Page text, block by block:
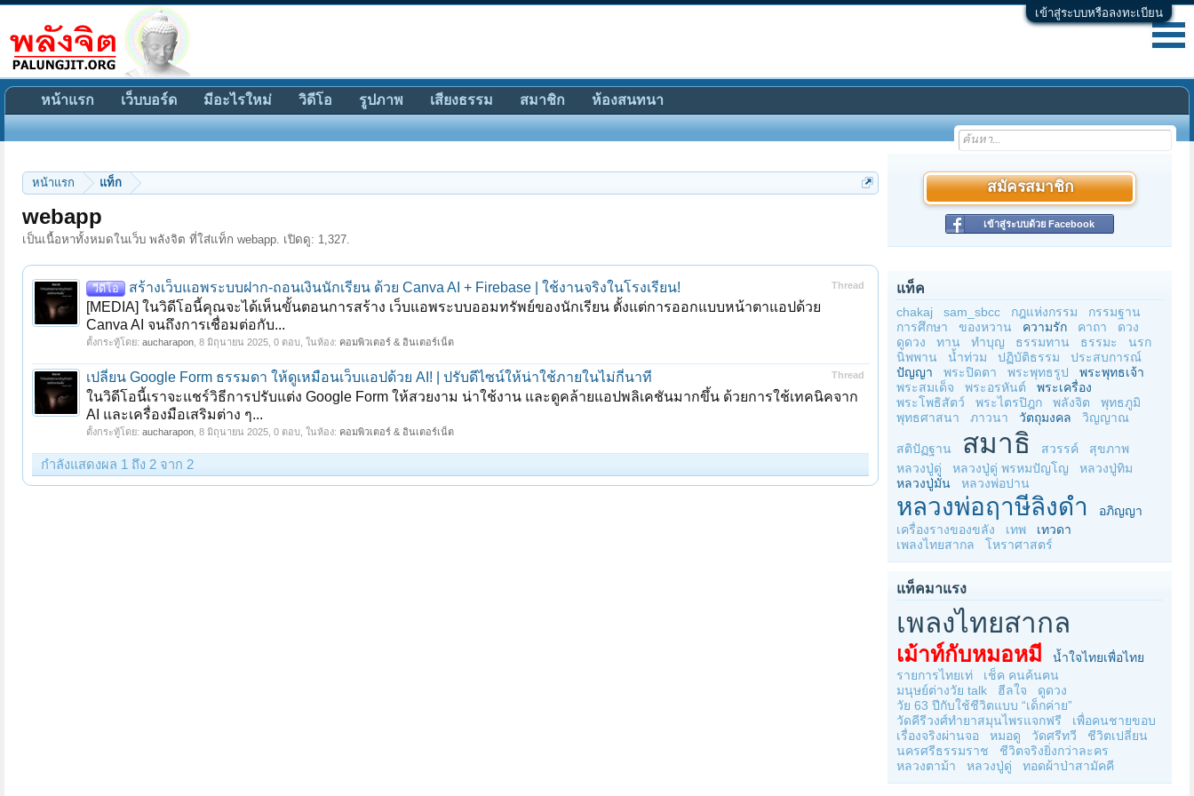
เข้าสู่ระบบหรือลงทะเบียน
หน้าแรก แท็ก
webapp
เป็นเนื้อหาทั้งหมดในเว็บ พลังจิต ที่ใส่แท็ก webapp. เปิดดู: 1,327.
Thread
วีดีโอ
สร้างเว็บแอพระบบฝาก-ถอนเงินนักเรียน ด้วย Canva AI + Firebase | ใช้งานจริงในโรงเรียน!
[MEDIA] ในวิดีโอนี้คุณจะได้เห็นขั้นตอนการสร้าง เว็บแอพระบบออมทรัพย์ของนักเรียน ตั้งแต่การออกแบบหน้าตาแอปด้วย
Canva AI จนถึงการเชื่อมต่อกับ...
ตั้งกระทู้โดย: aucharapon 8 มิถุนายน 2025 , 0 ตอบ, ในห้อง: คอมพิวเตอร์ & อินเตอร์เน็ต
Thread
เปลี่ยน Google Form ธรรมดา ให้ดูเหมือนเว็บแอปด้วย AI! | ปรับดีไซน์ให้น่าใช้ภายในไม่กี่นาที
ในวิดีโอนี้เราจะแชร์วิธีการปรับแต่ง Google Form ให้สวยงาม น่าใช้งาน และดูคล้ายแอปพลิเคชันมากขึ้น ด้วยการใช้เทคนิคจาก
AI และเครื่องมือเสริมต่าง ๆ...
ตั้งกระทู้โดย: aucharapon 8 มิถุนายน 2025 , 0 ตอบ, ในห้อง: คอมพิวเตอร์ & อินเตอร์เน็ต
กำลังแสดงผล 1 ถึง 2 จาก 2
สมัครสมาชิก
เข้าสู่ระบบด้วย Facebook
แท็ค
chakaj sam_sbcc กฎแห่งกรรม
กรรมฐาน
การศึกษา
ของหวาน ความรัก คาถา
ดวง
ดูดวง
ทาน ทำบุญ ธรรมทาน ธรรมะ
นรก
นิพพาน
น้ำท่วม ปฏิบัติธรรม
ประสบการณ์
ปัญญา
พระปิดตา พระพุทธรูป
พระพุทธเจ้า
พระสมเด็จ
พระอรหันต์
พระเครื่อง
พระโพธิสัตว์
พระไตรปิฎก พลังจิต
พุทธภูมิ
พุทธศาสนา
ภาวนา วัตถุมงคล วิญญาณ
สติปัฏฐาน สมาธิ สวรรค์
สุขภาพ
หลวงปู่ดู่
หลวงปู่ดู่ พรหมปัญโญ
หลวงปู่ทิม
หลวงปู่มั่น
หลวงพ่อปาน
หลวงพ่อฤาษีลิงดำ
อภิญญา
เครื่องรางของขลัง
เทพ
เทวดา
เพลงไทยสากล
โหราศาสตร์
แท็คมาแรง
เพลงไทยสากล
เม้าท์กับหมอหมี
น้ำใจไทยเพื่อไทย
รายการไทยเท่
เช็ค คนค้นฅน
มนุษย์ต่างวัย talk
ฮีลใจ
ดูดวง
วัย 63 ปีกับใช้ชีวิตแบบ “เด็กค่าย”
วัดคีรีวงศ์ทำยาสมุนไพรแจกฟรี
เพื่อคนชายขอบ
เรื่องจริงผ่านจอ
หมอดู วัดศรีทวี
ชีวิตเปลี่ยน
นครศรีธรรมราช
ชีวิตจริงยิ่งกว่าละคร
หลวงตาม้า
หลวงปู่ดู่ ทอดผ้าป่าสามัคคี
หน้าแรก เว็บบอร์ด มีอะไรใหม่ วิดีโอ รูปภาพ เสียงธรรม สมาชิก ห้องสนทนา